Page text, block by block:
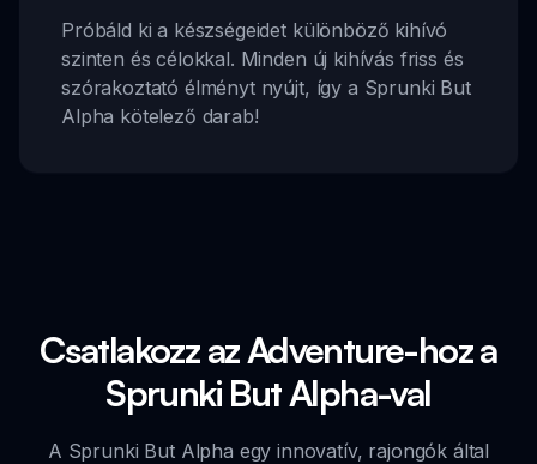
Próbáld ki a készségeidet különböző kihívó
szinten és célokkal. Minden új kihívás friss és
szórakoztató élményt nyújt, így a Sprunki But
Alpha kötelező darab!
Csatlakozz az Adventure-hoz a
Sprunki But Alpha-val
A Sprunki But Alpha egy innovatív, rajongók által